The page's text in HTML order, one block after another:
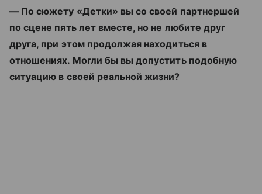
— По сюжету «Детки» вы со своей партнершей
по сцене пять лет вместе, но не любите друг
друга, при этом продолжая находиться в
отношениях. Могли бы вы допустить подобную
ситуацию в своей реальной жизни?